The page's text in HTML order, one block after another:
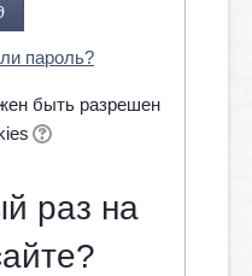
пароль?
быть разрешен
раз на